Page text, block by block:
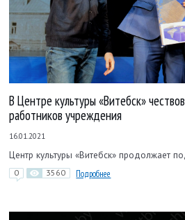
В Центре культуры «Витебск»
работников учреждения
16.01.2021
Центр культуры «Витебск» продолжает
0 3560 Подробнее